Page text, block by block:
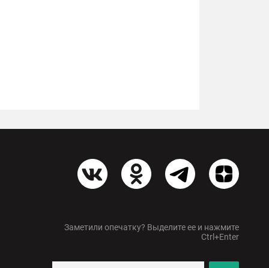
Заметили опечатку? Выделите ее и нажмите
Ctrl+Enter